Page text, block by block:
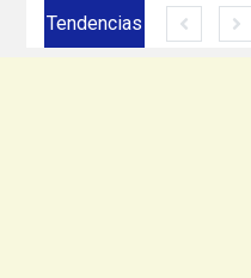
Tendencias
Siemens México amplía su presencia en Ciudad Juárez con inversión de más de 330 mdp